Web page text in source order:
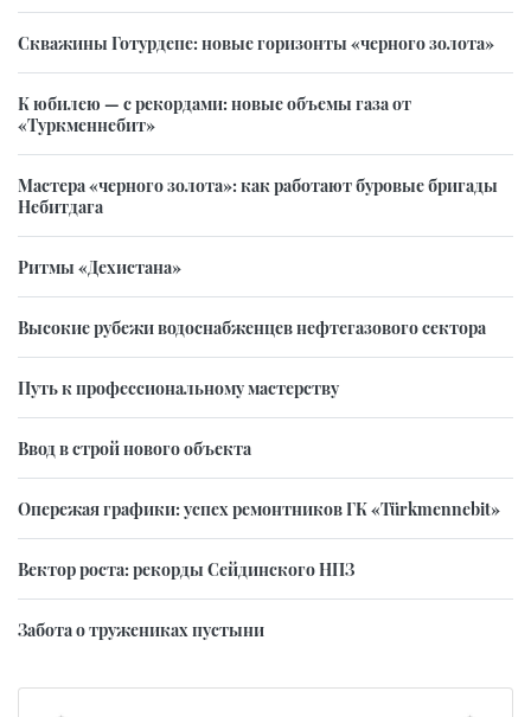
Скважины Готурдепе: новые горизонты «черного золота»
К юбилею — с рекордами: новые объемы газа от
«Туркменнебит»
Мастера «черного золота»: как работают буровые бригады
Небитдага
Ритмы «Дехистана»
Высокие рубежи водоснабженцев нефтегазового сектора
Путь к профессиональному мастерству
Ввод в строй нового объекта
Опережая графики: успех ремонтников ГК «Türkmennebit»
Вектор роста: рекорды Сейдинского НПЗ
Забота о тружениках пустыни